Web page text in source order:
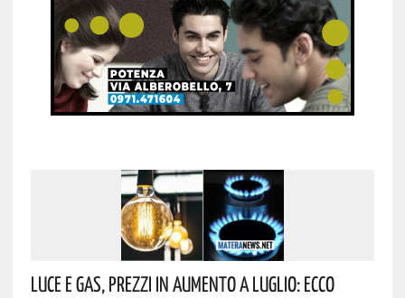
Luce E Gas, Prezzi In Aumento A Luglio: Ecco